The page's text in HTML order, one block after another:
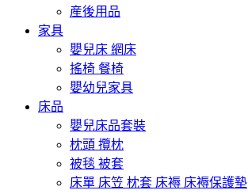
産後用品
家具
嬰兒床 網床
搖椅 餐椅
嬰幼兒家具
床品
嬰兒床品套裝
枕頭 攬枕
被毯 被套
床單 床笠 枕套 床褥 床褥保護墊